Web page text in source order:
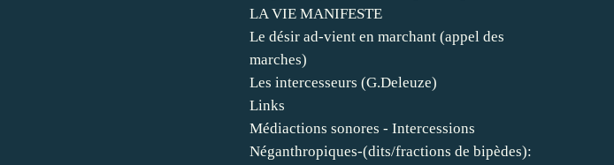
LA VIE MANIFESTE
Le désir ad-vient en marchant (appel des
marches)
Les intercesseurs (G.Deleuze)
Links
Médiactions sonores - Intercessions
Néganthropiques-(dits/fractions de bipèdes):